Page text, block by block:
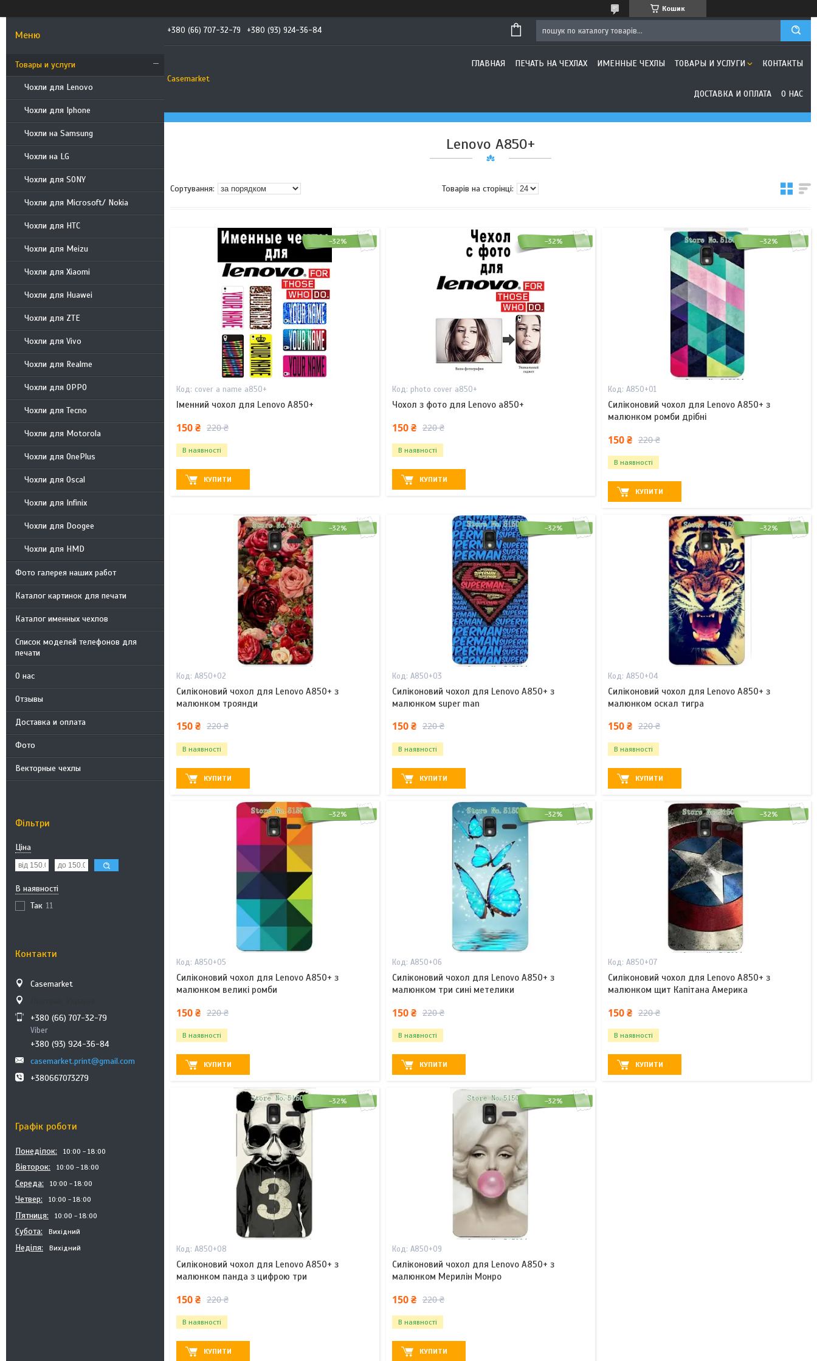
Кошик
Товары и услуги
Чохли для Lenovo
Чохли для Iphone
Чохли на Samsung
Чохли на LG
Чохли для SONY
Чохли для Microsoft/ Nokia
Чохли для HTC
Чохли для Meizu
Чохли для Xiaomi
Чохли для Huawei
Чохли для ZTE
Чохли для Vivo
Чохли для Realme
Чохли для OPPO
Чохли для Tecno
Чохли для Motorola
Чохли для OnePlus
Чохли для Oscal
Чохли для Infinix
Чохли для Doogee
Чохли для HMD
Фото галерея наших работ
Каталог картинок для печати
Каталог именных чехлов
Список моделей телефонов для
печати
О нас
Отзывы
Доставка и оплата
Фото
Векторные чехлы
Фільтри
Ціна
В наявності
Так 11
Контакти
Casemarket
+380 (66) 707-32-79
Viber
+380 (93) 924-36-84
casemarket.print@gmail.com
+380667073279
Графік роботи
Понеділок 10:00 18:00
Вівторок 10:00 18:00
Середа 10:00 18:00
Четвер 10:00 18:00
Пʼятниця 10:00 18:00
Субота Вихідний
Неділя Вихідний
+380 (66) 707-32-79 +380 (93) 924-36-84
Casemarket
ГЛАВНАЯ ПЕЧАТЬ НА ЧЕХЛАХ ИМЕННЫЕ ЧЕХЛЫ ТОВАРЫ И УСЛУГИ КОНТАКТЫ
ДОСТАВКА И ОПЛАТА О НАС
Lenovo A850+
–32%
cover a name a850+
Іменний чохол для Lenovo A850+
150 ₴ 220 ₴
В наявності
КУПИТИ
–32%
photo cover a850+
Чохол з фото для Lenovo a850+
150 ₴ 220 ₴
В наявності
КУПИТИ
–32%
A850+01
Силіконовий чохол для Lenovo A850+ з
малюнком ромби дрібні
150 ₴ 220 ₴
В наявності
КУПИТИ
–32%
A850+02
Силіконовий чохол для Lenovo A850+ з
малюнком троянди
150 ₴ 220 ₴
В наявності
КУПИТИ
–32%
A850+03
Силіконовий чохол для Lenovo A850+ з
малюнком super man
150 ₴ 220 ₴
В наявності
КУПИТИ
–32%
A850+04
Силіконовий чохол для Lenovo A850+ з
малюнком оскал тигра
150 ₴ 220 ₴
В наявності
КУПИТИ
–32%
A850+05
Силіконовий чохол для Lenovo A850+ з
малюнком великі ромби
150 ₴ 220 ₴
В наявності
КУПИТИ
–32%
A850+06
Силіконовий чохол для Lenovo A850+ з
малюнком три сині метелики
150 ₴ 220 ₴
В наявності
КУПИТИ
–32%
A850+07
Силіконовий чохол для Lenovo A850+ з
малюнком щит Капітана Америка
150 ₴ 220 ₴
В наявності
КУПИТИ
–32%
A850+08
Силіконовий чохол для Lenovo A850+ з
малюнком панда з цифрою три
150 ₴ 220 ₴
В наявності
КУПИТИ
–32%
A850+09
Силіконовий чохол для Lenovo A850+ з
малюнком Мерилін Монро
150 ₴ 220 ₴
В наявності
КУПИТИ